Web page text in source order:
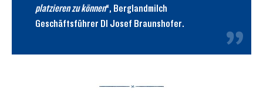
platzieren zu können“, Berglandmilch
Geschäftsführer DI Josef Braunshofer.